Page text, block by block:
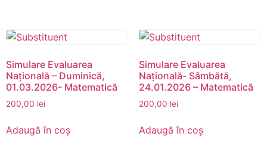
Simulare Evaluarea
Națională – Duminică,
01.03.2026- Matematică
200,00 lei
Adaugă în coș
Simulare Evaluarea
Națională- Sâmbătă,
24.01.2026 – Matematică
200,00 lei
Adaugă în coș